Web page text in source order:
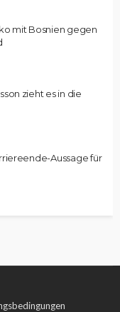
mit Bosnien gegen
zieht es in die
Aussage für